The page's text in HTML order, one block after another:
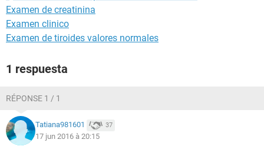
Examen de creatinina
Examen clinico
Examen de tiroides valores normales
1 respuesta
RÉPONSE 1 / 1
Tatiana981601 37
17 jun 2016 à 20:15